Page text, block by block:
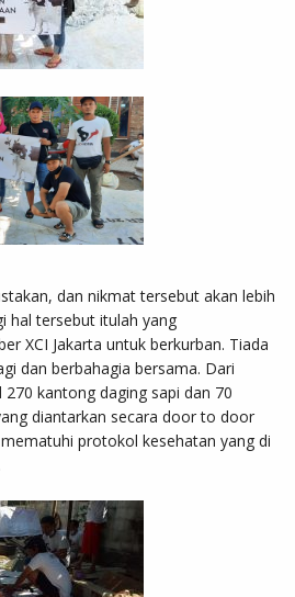
dan nikmat tersebut akan lebih
hal tersebut itulah yang
XCI Jakarta untuk berkurban. Tiada
dan berbahagia bersama. Dari
kantong daging sapi dan 70
diantarkan secara door to door
protokol kesehatan yang di